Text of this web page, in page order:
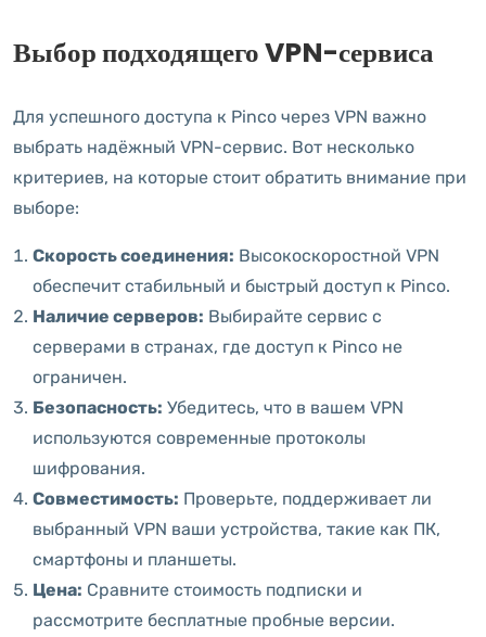
Выбор подходящего VPN-сервиса
Для успешного доступа к Pinco через VPN важно
выбрать надёжный VPN-сервис. Вот несколько
критериев, на которые стоит обратить внимание при
выборе:
Скорость соединения: Высокоскоростной VPN
обеспечит стабильный и быстрый доступ к Pinco.
Наличие серверов: Выбирайте сервис с
серверами в странах, где доступ к Pinco не
ограничен.
Безопасность: Убедитесь, что в вашем VPN
используются современные протоколы
шифрования.
Совместимость: Проверьте, поддерживает ли
выбранный VPN ваши устройства, такие как ПК,
смартфоны и планшеты.
Цена: Сравните стоимость подписки и
рассмотрите бесплатные пробные версии.